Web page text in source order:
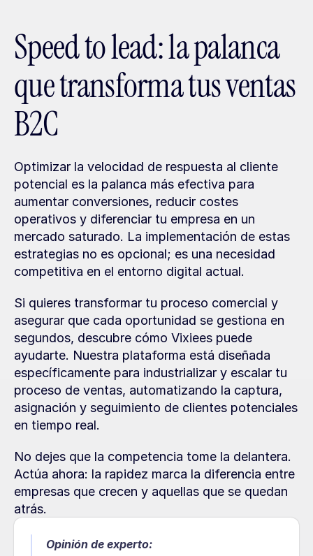
Speed to lead: la palanca
que transforma tus ventas
B2C
Optimizar la velocidad de respuesta al cliente
potencial es la palanca más efectiva para
aumentar conversiones, reducir costes
operativos y diferenciar tu empresa en un
mercado saturado. La implementación de estas
estrategias no es opcional; es una necesidad
competitiva en el entorno digital actual.
Si quieres transformar tu proceso comercial y
asegurar que cada oportunidad se gestiona en
segundos, descubre cómo Vixiees puede
ayudarte. Nuestra plataforma está diseñada
específicamente para industrializar y escalar tu
proceso de ventas, automatizando la captura,
asignación y seguimiento de clientes potenciales
en tiempo real.
No dejes que la competencia tome la delantera.
Actúa ahora: la rapidez marca la diferencia entre
empresas que crecen y aquellas que se quedan
atrás.
Opinión de experto: